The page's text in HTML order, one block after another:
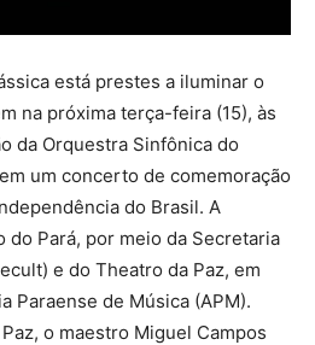
está prestes a iluminar o
na próxima terça-feira (15), às
da Orquestra Sinfônica do
um concerto de comemoração
do Brasil. A
do Pará, por meio da Secretaria
e do Theatro da Paz, em
Paraense de Música (APM).
o maestro Miguel Campos